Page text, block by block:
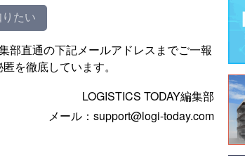
りたい
部直通の下記メールアドレスまでご一報
を徹底しています。
LOGISTICS TODAY編集部
メール：support@logi-today.com